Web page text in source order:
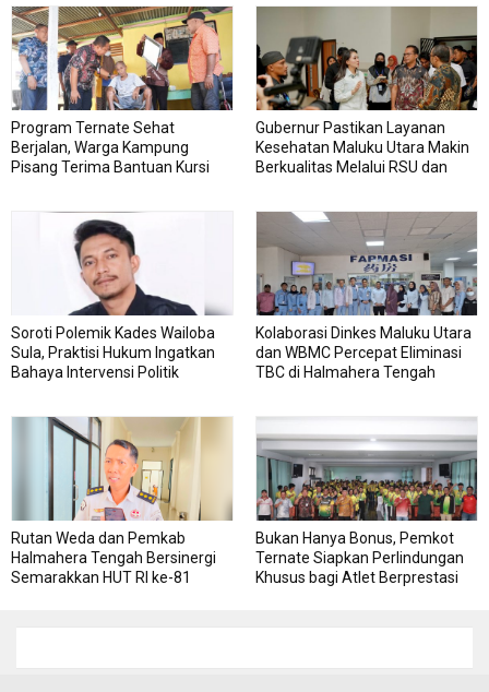
Program Ternate Sehat
Berjalan, Warga Kampung
Pisang Terima Bantuan Kursi
Gubernur Pastikan Layanan
Kesehatan Maluku Utara Makin
Berkualitas Melalui RSU dan
Soroti Polemik Kades Wailoba
Sula, Praktisi Hukum Ingatkan
Bahaya Intervensi Politik
Kolaborasi Dinkes Maluku Utara
dan WBMC Percepat Eliminasi
TBC di Halmahera Tengah
Rutan Weda dan Pemkab
Halmahera Tengah Bersinergi
Semarakkan HUT RI ke-81
Bukan Hanya Bonus, Pemkot
Ternate Siapkan Perlindungan
Khusus bagi Atlet Berprestasi